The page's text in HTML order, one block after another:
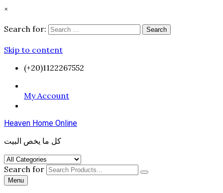
×
Search for:
Search
Skip to content
(+20)1122267552
My Account
Heaven Home Online
كل ما يخص البيت
Search for
Menu